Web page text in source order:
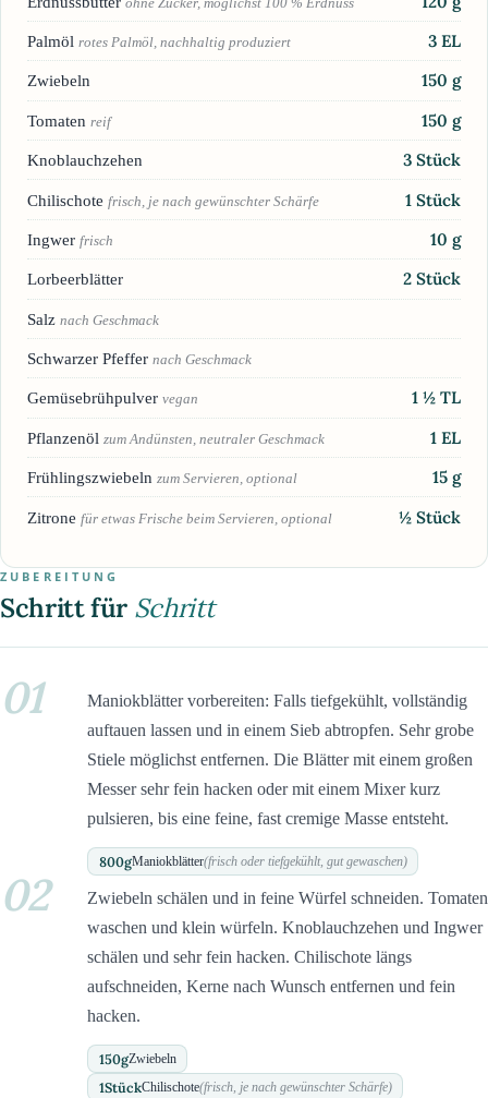
Palmöl rotes Palmöl, nachhaltig produziert 3 EL
Zwiebeln 150 g
Tomaten reif 150 g
Knoblauchzehen 3 Stück
Chilischote frisch, je nach gewünschter Schärfe 1 Stück
Ingwer frisch 10 g
Lorbeerblätter 2 Stück
Salz nach Geschmack
Schwarzer Pfeffer nach Geschmack
Gemüsebrühpulver vegan 1 ½ TL
Pflanzenöl zum Andünsten, neutraler Geschmack 1 EL
Frühlingszwiebeln zum Servieren, optional 15 g
Zitrone für etwas Frische beim Servieren, optional ½ Stück
ZUBEREITUNG
Schritt für Schritt
01
Maniokblätter vorbereiten: Falls tiefgekühlt, vollständig
auftauen lassen und in einem Sieb abtropfen. Sehr grobe
Stiele möglichst entfernen. Die Blätter mit einem großen
Messer sehr fein hacken oder mit einem Mixer kurz
pulsieren, bis eine feine, fast cremige Masse entsteht.
800gManiokblätter(frisch oder tiefgekühlt, gut gewaschen)
02
Zwiebeln schälen und in feine Würfel schneiden. Tomaten
waschen und klein würfeln. Knoblauchzehen und Ingwer
schälen und sehr fein hacken. Chilischote längs
aufschneiden, Kerne nach Wunsch entfernen und fein
hacken.
150gZwiebeln
1StückChilischote(frisch, je nach gewünschter Schärfe)